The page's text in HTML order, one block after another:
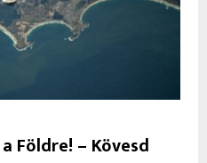
Földre! – Kövesd